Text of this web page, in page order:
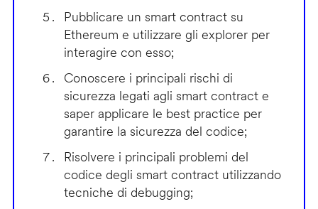
Pubblicare un smart contract su
Ethereum e utilizzare gli explorer per
interagire con esso;
Conoscere i principali rischi di
sicurezza legati agli smart contract e
saper applicare le best practice per
garantire la sicurezza del codice;
Risolvere i principali problemi del
codice degli smart contract utilizzando
tecniche di debugging;